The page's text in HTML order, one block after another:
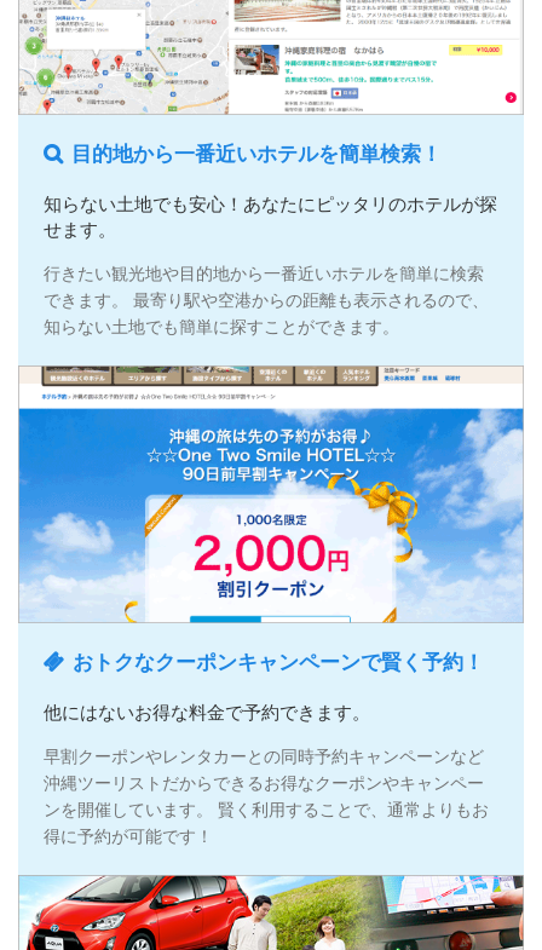
目的地から一番近いホテルを簡単検索！
知らない土地でも安心！あなたにピッタリのホテルが探
せます。
行きたい観光地や目的地から一番近いホテルを簡単に検索
できます。 最寄り駅や空港からの距離も表示されるので、
知らない土地でも簡単に探すことができます。
おトクなクーポンキャンペーンで賢く予約！
他にはないお得な料金で予約できます。
早割クーポンやレンタカーとの同時予約キャンペーンなど
沖縄ツーリストだからできるお得なクーポンやキャンペー
ンを開催しています。 賢く利用することで、通常よりもお
得に予約が可能です！